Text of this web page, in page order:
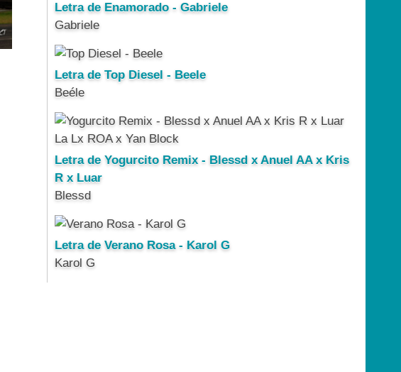
Letra de Enamorado - Gabriele
Gabriele
Letra de Top Diesel - Beele
Beéle
Letra de Yogurcito Remix - Blessd x Anuel AA x Kris
R x Luar
Blessd
Letra de Verano Rosa - Karol G
Karol G